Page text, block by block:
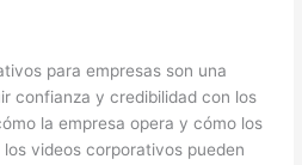
para empresas son una
confianza y credibilidad con los
la empresa opera y cómo los
videos corporativos pueden